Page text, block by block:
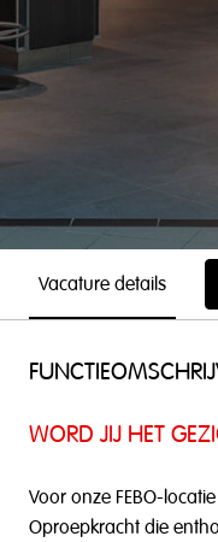
Vacature details
WORD JIJ HET
Voor onze FEBO-
Oproepkracht die